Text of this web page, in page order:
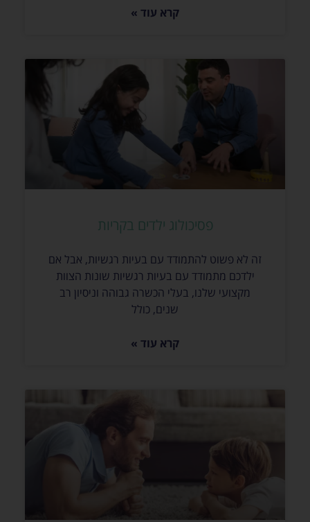
קרא עוד »
פסיכולוג ילדים בקריות
זה לא פשוט להתמודד עם בעיות רגשיות, אבל אם
ילדכם מתמודד עם בעיות רגשיות שונות הצוות
מקצועי שלנו, בעלי הכשרה גבוהה וניסיון רב
שנים, כולל
קרא עוד »